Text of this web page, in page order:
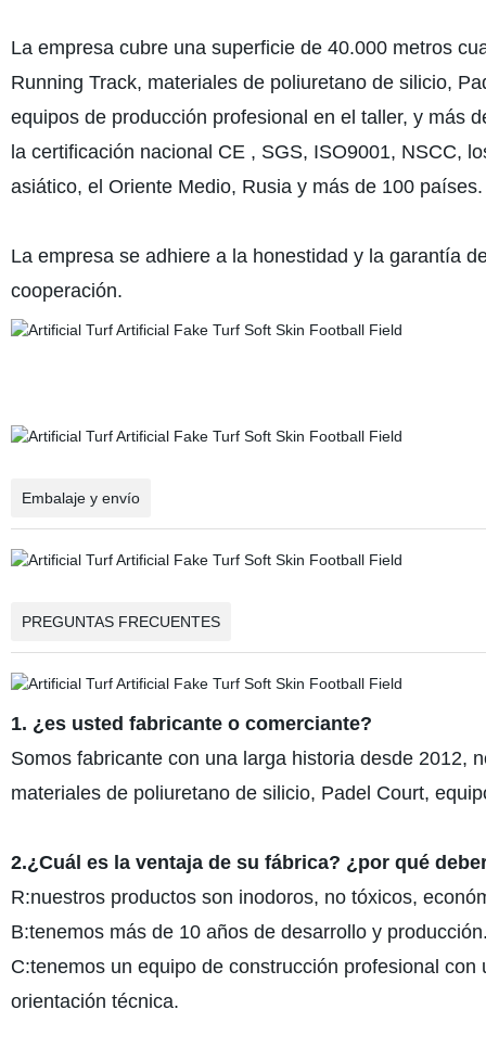
La empresa cubre una superficie de 40.000 metros
Running Track, materiales de poliuretano de silicio,
equipos de producción profesional en el taller, y más
la certificación nacional CE , SGS, ISO9001, NSCC,
asiático, el Oriente Medio, Rusia y más de 100 países.
La empresa se adhiere a la honestidad y la garantía
cooperación.
Embalaje y envío
PREGUNTAS FRECUENTES
1. ¿es usted fabricante o comerciante?
Somos fabricante con una larga historia desde 2012,
materiales de poliuretano de silicio, Padel Court,
2.¿Cuál es la ventaja de su fábrica? ¿por qué
R:nuestros productos son inodoros, no tóxicos,
B:tenemos más de 10 años de desarrollo y
C:tenemos un equipo de construcción profesional
orientación técnica.